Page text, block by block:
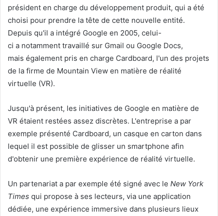
président en charge du développement produit, qui a été
choisi pour prendre la tête de cette nouvelle entité.
Depuis qu'il a intégré Google en 2005, celui-
ci a notamment travaillé sur Gmail ou Google Docs,
mais également pris en charge Cardboard, l'un des projets
de la firme de Mountain View en matière de réalité
virtuelle (VR).
Jusqu'à présent, les initiatives de Google en matière de
VR étaient restées assez discrètes. L'entreprise a par
exemple présenté Cardboard, un casque en carton dans
lequel il est possible de glisser un smartphone afin
d'obtenir une première expérience de réalité virtuelle.
Un partenariat a par exemple été signé avec le New York
Times qui propose à ses lecteurs, via une application
dédiée, une expérience immersive dans plusieurs lieux